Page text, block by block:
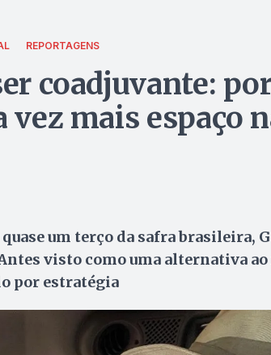
REPORTAGENS
coadjuvante:
mais espaço
um terço da safra brasileira,
visto como uma alternativa
por estratégia